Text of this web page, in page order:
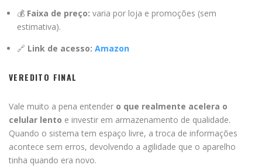
💰 Faixa de preço: varia por loja e promoções (sem
estimativa).
🔗 Link de acesso: Amazon
VEREDITO FINAL
Vale muito a pena entender o que realmente acelera o
celular lento e investir em armazenamento de qualidade.
Quando o sistema tem espaço livre, a troca de informações
acontece sem erros, devolvendo a agilidade que o aparelho
tinha quando era novo.